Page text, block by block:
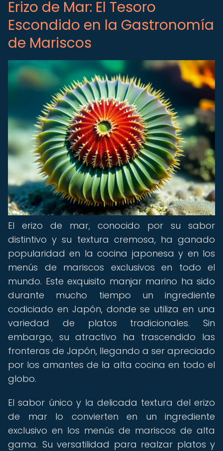
Erizo de Mar: El Tesoro
Escondido en la Gastronomía
de Mariscos
El erizo de mar, conocido por su sabor
distintivo y su textura cremosa, ha ganado
popularidad en la cocina japonesa y en los
menús de mariscos exclusivos en todo el
mundo. Este exquisito manjar marino ha sido
durante mucho tiempo un ingrediente
codiciado en Japón, donde se utiliza en una
variedad de platos tradicionales. Sin
embargo, su atractivo ha trascendido las
fronteras de Japón, llegando a ser apreciado
por los amantes de la alta cocina en todo el
globo.
El sabor único y la delicada textura del erizo
de mar lo convierten en un ingrediente
exclusivo en los menús de mariscos de alta
gama. Su versatilidad para realzar platos y